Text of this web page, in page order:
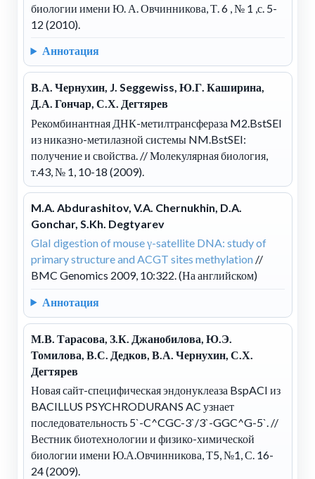
биологии имени Ю. А. Овчинникова, Т. 6 , № 1 ,с. 5-
12 (2010).
Аннотация
В.А. Чернухин, J. Seggewiss, Ю.Г. Каширина,
Д.А. Гончар, С.Х. Дегтярев
Рекомбинантная ДНК-метилтрансфераза M2.BstSEI
из никазно-метилазной системы NM.BstSEI:
получение и свойства. // Молекулярная биология,
т.43, № 1, 10-18 (2009).
M.A. Abdurashitov, V.A. Chernukhin, D.A.
Gonchar, S.Kh. Degtyarev
GlaI digestion of mouse γ-satellite DNA: study of
primary structure and ACGT sites methylation //
BMC Genomics 2009, 10:322. (На английском)
Аннотация
М.В. Тарасова, З.К. Джанобилова, Ю.Э.
Томилова, В.С. Дедков, В.А. Чернухин, С.Х.
Дегтярев
Новая сайт-специфическая эндонуклеаза BspACI из
BACILLUS PSYCHRODURANS AC узнает
последовательность 5`-C^CGC-3`/3`-GGC^G-5`. //
Вестник биотехнологии и физико-химической
биологии имени Ю.А.Овчинникова, Т5, №1, С. 16-
24 (2009).